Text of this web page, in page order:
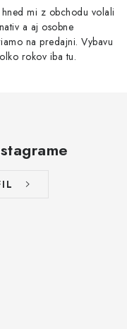
mi z obchodu volali
a aj osobne
na predajni. Vybavu
rokov iba tu.